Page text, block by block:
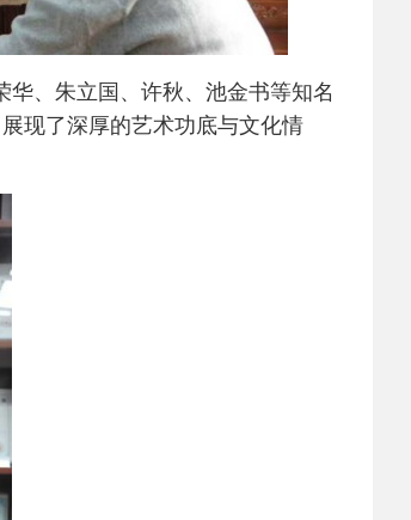
、朱立国、许秋、池金书等知名
现了深厚的艺术功底与文化情